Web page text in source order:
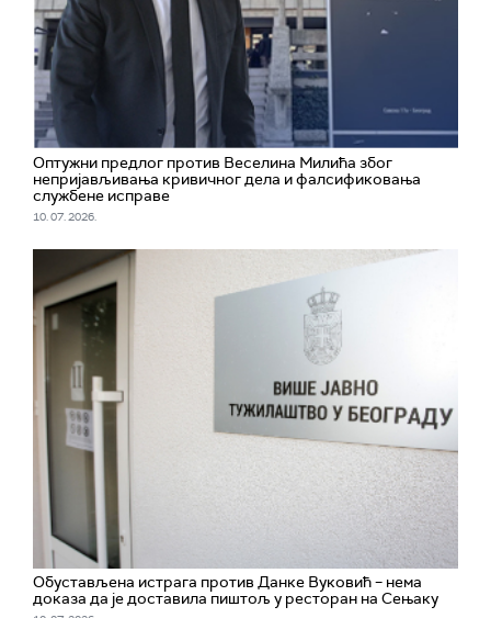
Оптужни предлог против Веселина Милића због
непријављивања кривичног дела и фалсификовања
службене исправе
10. 07. 2026.
Обустављена истрага против Данке Вуковић – нема
доказа да је доставила пиштољ у ресторан на Сењаку